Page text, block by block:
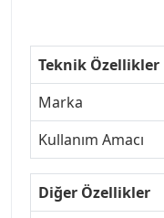
Teknik Özellikler
Marka
Kullanım Amacı
Diğer Özellikler